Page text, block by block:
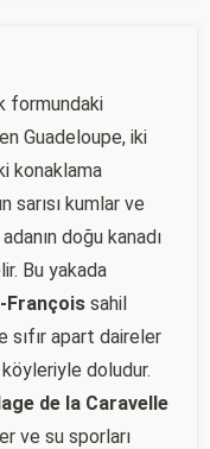
formundaki
Guadeloupe, iki
konaklama
sarısı kumlar ve
doğu kanadı
Bu yakada
François sahil
apart daireler
doludur.
de la Caravelle
ve su sporları